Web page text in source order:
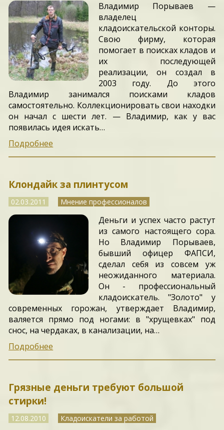
Владимир Порываев —
владелец
кладоискательской конторы.
Свою фирму, которая
помогает в поисках кладов и
их последующей
реализации, он создал в
2003 году. До этого
Владимир занимался поисками кладов
самостоятельно. Коллекционировать свои находки
он начал с шести лет. — Владимир, как у вас
появилась идея искать…
Подробнее
Клондайк за плинтусом
02.03.2011 Мнение профессионалов
Деньги и успех часто растут
из самого настоящего сора.
Но Владимир Порываев,
бывший офицер ФАПСИ,
сделал себя из совсем уж
неожиданного материала.
Он - профессиональный
кладоискатель. "Золото" у
современных горожан, утверждает Владимир,
валяется прямо под ногами: в "хрущевках" под
снос, на чердаках, в канализации, на…
Подробнее
Грязные деньги требуют большой
стирки!
12.08.2010 Кладоискатели за работой